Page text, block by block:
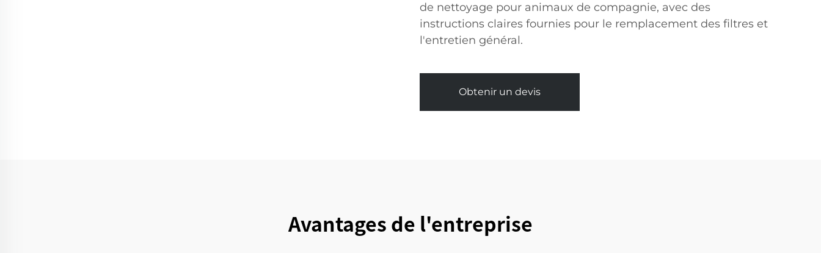
de nettoyage pour animaux de compagnie, avec des
instructions claires fournies pour le remplacement des filtres et
l'entretien général.
Obtenir un devis
Avantages de l'entreprise